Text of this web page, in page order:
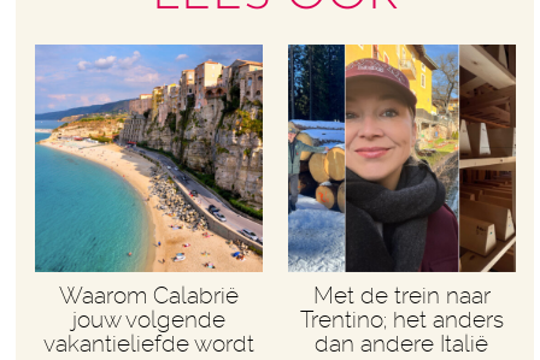
Waarom Calabrië
jouw volgende
vakantieliefde wordt
Met de trein naar
Trentino; het anders
dan andere Italië